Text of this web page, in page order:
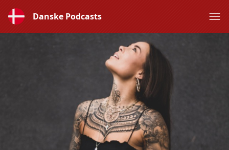
Danske Podcasts